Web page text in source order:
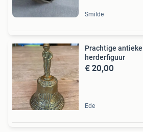
Smilde
Prachtige
herderfiguur
€ 20,00
Ede